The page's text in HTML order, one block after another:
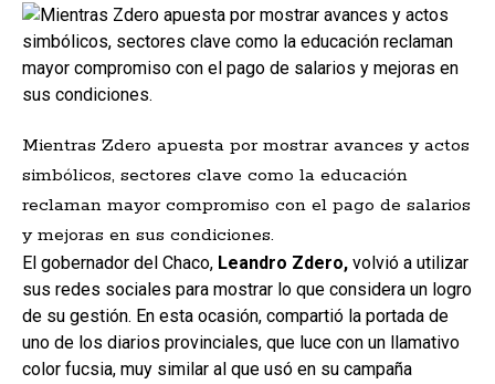
Mientras Zdero apuesta por mostrar avances y actos
simbólicos, sectores clave como la educación
reclaman mayor compromiso con el pago de salarios
y mejoras en sus condiciones.
El gobernador del Chaco, Leandro Zdero, volvió a utilizar
sus redes sociales para mostrar lo que considera un logro
de su gestión. En esta ocasión, compartió la portada de
uno de los diarios provinciales, que luce con un llamativo
color fucsia, muy similar al que usó en su campaña